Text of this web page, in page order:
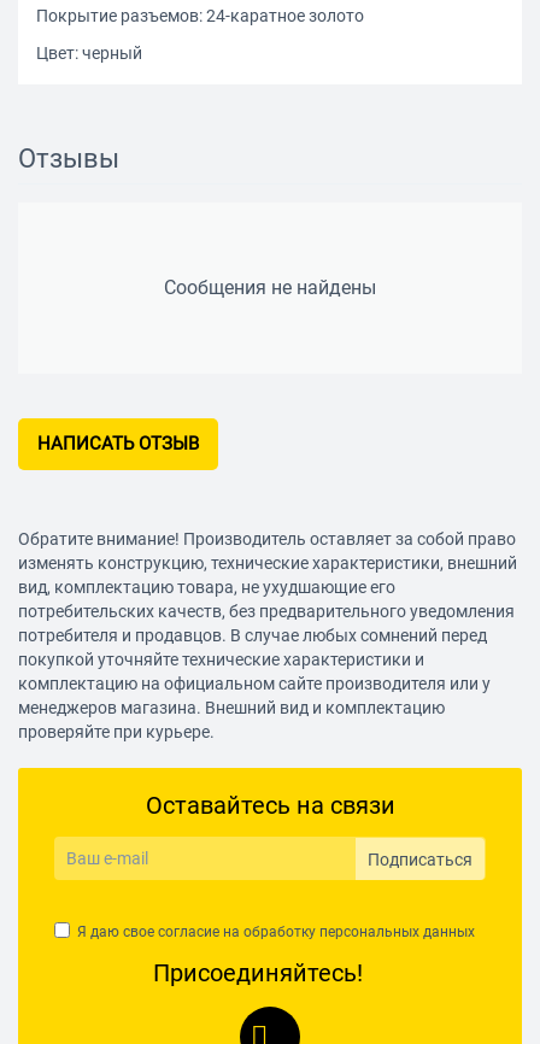
Покрытие разъемов: 24-каратное золото
Цвет: черный
Отзывы
Сообщения не найдены
НАПИСАТЬ ОТЗЫВ
Обратите внимание! Производитель оставляет за собой право
изменять конструкцию, технические характеристики, внешний
вид, комплектацию товара, не ухудшающие его
потребительских качеств, без предварительного уведомления
потребителя и продавцов. В случае любых сомнений перед
покупкой уточняйте технические характеристики и
комплектацию на официальном сайте производителя или у
менеджеров магазина. Внешний вид и комплектацию
проверяйте при курьере.
Оставайтесь на связи
Подписаться
Я даю свое согласие на обработку персональных данных
Присоединяйтесь!